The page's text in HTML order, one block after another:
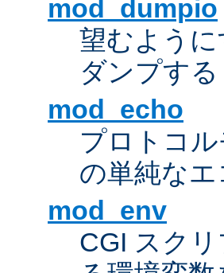
mod_dumpio
望むよう
ダンプする
mod_echo
プロトコ
の単純な
mod_env
CGI スク